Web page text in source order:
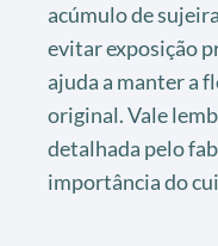
acúmulo de
evitar exposição
ajuda a manter a
original. Vale
detalhada pelo
importância do